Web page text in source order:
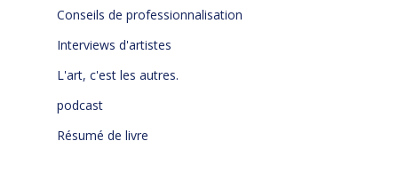
Conseils de professionnalisation
Interviews d'artistes
L'art, c'est les autres.
podcast
Résumé de livre